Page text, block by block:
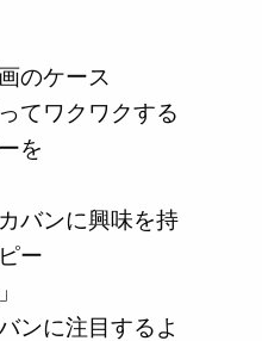
のケース
てワクワクする
を
バンに興味を持
ー
ンに注目するよ